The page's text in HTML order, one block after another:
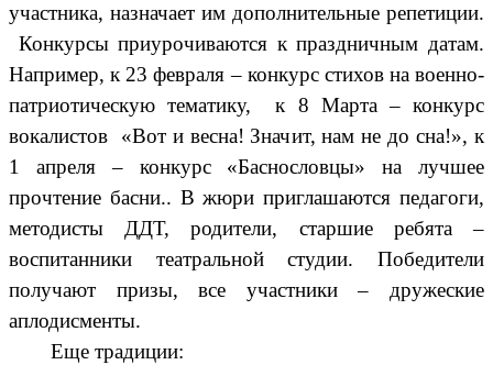
участника, назначает им дополнительные репетиции.
Конкурсы приурочиваются к праздничным датам.
Например, к 23 февраля – конкурс стихов на военно-
патриотическую тематику, к 8 Марта – конкурс
вокалистов «Вот и весна! Значит, нам не до сна!», к
1 апреля – конкурс «Баснословцы» на лучшее
прочтение басни.. В жюри приглашаются педагоги,
методисты ДДТ, родители, старшие ребята –
воспитанники театральной студии. Победители
получают призы, все участники – дружеские
аплодисменты.
Еще традиции: